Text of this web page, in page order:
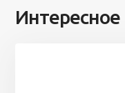
Интересное